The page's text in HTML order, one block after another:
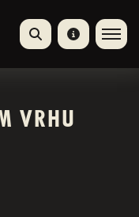
VRHU